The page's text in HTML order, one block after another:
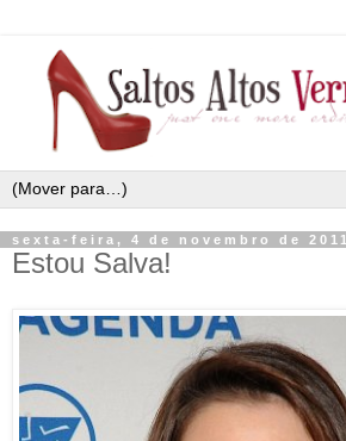
sexta-feira, 4 de novembro de 2011
Estou Salva!